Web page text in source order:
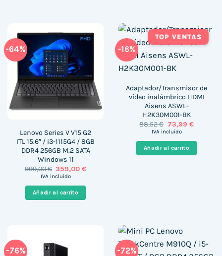
-64%
Lenovo Series V V15 G2
ITL 15.6″ / i3-1115G4 / 8GB
DDR4 256GB M.2 SATA
Windows 11
999,00€ El
precio
era:
999,00 €.
359,00€El
IVA incluido
Añadir al carrito
-16%
TOP VENTAS
Adaptador/Transmisor de
vídeo inalámbrico HDMI
Aisens ASWL-
H2K30M001-BK
88,52€ El
precio
era:
88,52 €.
73,99 €El
es:
IVA incluido
Añadir al carrito
-76% -72%